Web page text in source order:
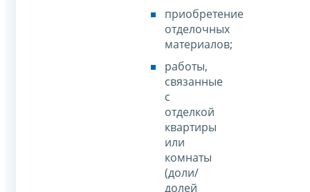
приобретение
отделочных
материалов;
работы,
связанные
с
отделкой
квартиры
или
комнаты
(доли/
долей